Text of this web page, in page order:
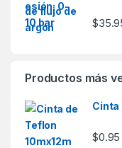
$
Productos más
Cinta
$0.95